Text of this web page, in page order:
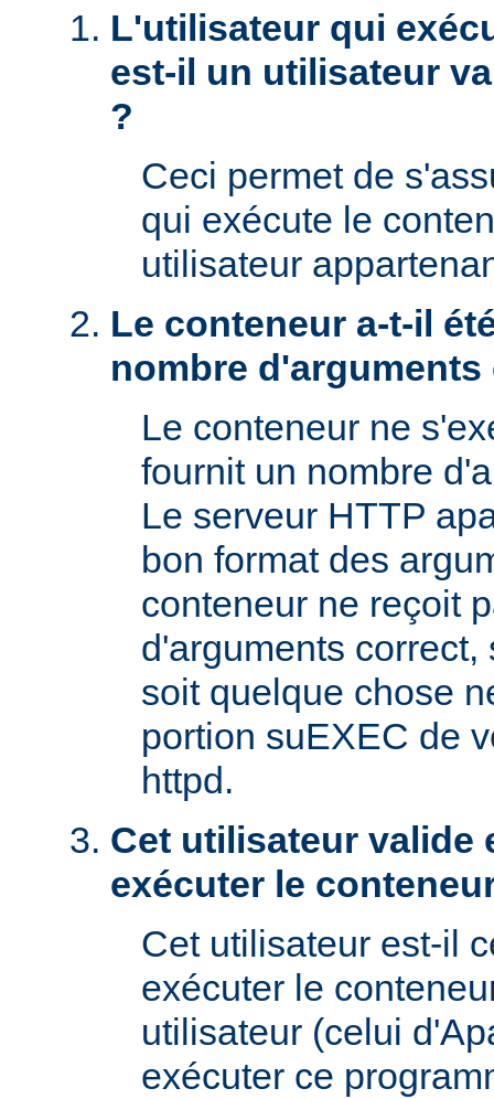
L'utilisateur qui
est-il un utilisateur
?
Ceci permet de
qui exécute le
utilisateur
Le conteneur a-t-il
nombre
Le conteneur ne
fournit un nombre
Le serveur HTTP
bon format des
conteneur ne reçoit
d'arguments
soit quelque chose
portion suEXEC de
httpd.
Cet utilisateur valide
exécuter le
Cet utilisateur est-il
exécuter le
utilisateur (celui
exécuter ce